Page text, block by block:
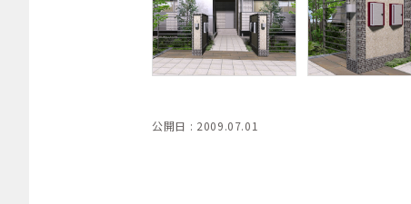
公開日 : 2009.07.01